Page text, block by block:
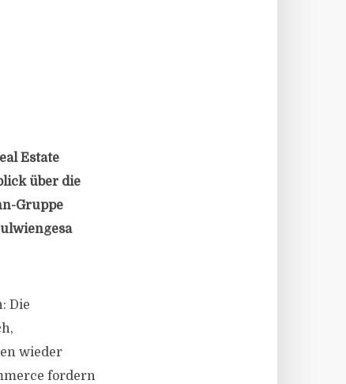
Estate
über die
Gruppe
Die
wieder
fordern